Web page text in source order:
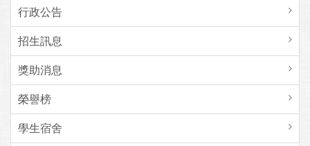
行政公告
招生訊息
獎助消息
榮譽榜
學生宿舍